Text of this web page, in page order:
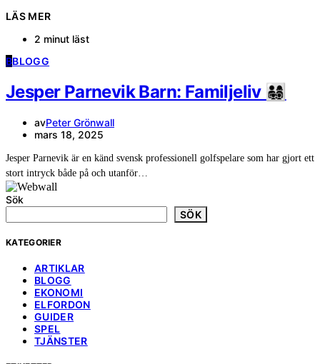
LÄS MER
2 minut läst
BBLOGG
Jesper Parnevik Barn: Familjeliv 👨‍👩‍👧‍👦
avPeter Grönwall
mars 18, 2025
Jesper Parnevik är en känd svensk professionell golfspelare som har gjort ett
stort intryck både på och utanför…
Sök
SÖK
KATEGORIER
ARTIKLAR
BLOGG
EKONOMI
ELFORDON
GUIDER
SPEL
TJÄNSTER